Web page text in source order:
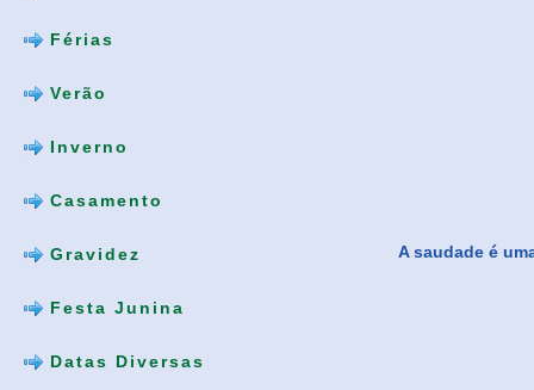
Férias
Verão
Inverno
Casamento
Gravidez
Festa Junina
Datas Diversas
A saudade é